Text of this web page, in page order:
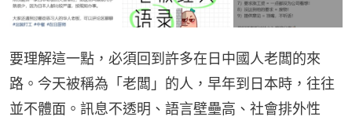
要理解這一點，必須回到許多在日中國人老闆的來
路。今天被稱為「老闆」的人，早年到日本時，往往
並不體面。訊息不透明、語言壁壘高、社會排外性